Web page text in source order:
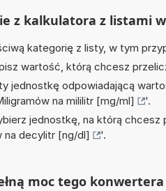
z kalkulatora z listami
kategorię z listy, w tym
wartość, którą chcesz
jednostkę odpowiadającą
na mililitr [mg/ml]
'.
jednostkę, na którą
na decylitr [ng/dl]
'.
moc tego